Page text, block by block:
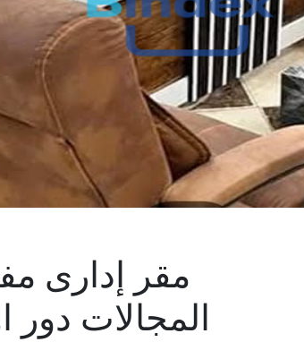
مقر إدارى
المجالات